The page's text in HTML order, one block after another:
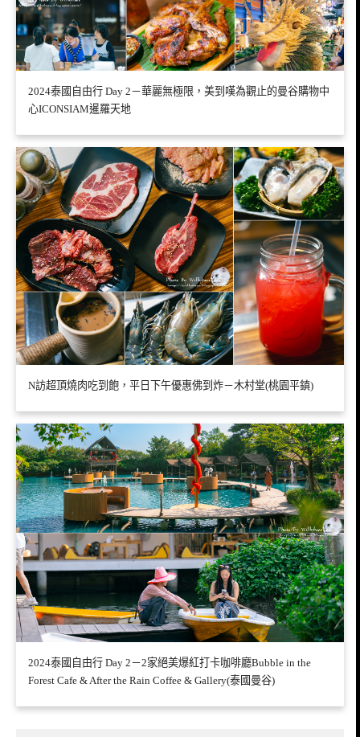
2024泰國自由行 Day 2－華麗無極限，美到嘆為觀止的曼谷購物中
心ICONSIAM暹羅天地
N訪超頂燒肉吃到飽，平日下午優惠佛到炸－木村堂(桃園平鎮)
2024泰國自由行 Day 2－2家絕美爆紅打卡咖啡廳Bubble in the
Forest Cafe & After the Rain Coffee & Gallery(泰國曼谷)